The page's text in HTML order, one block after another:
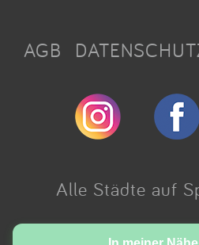
AGB
Alle Städte auf